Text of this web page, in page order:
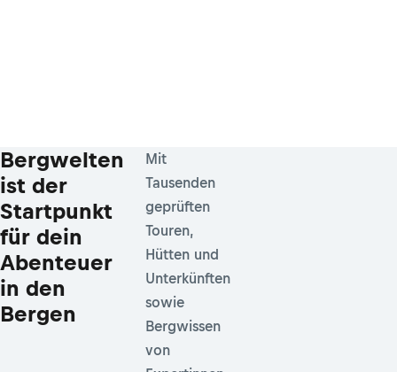
Bergwelten
ist der
Startpunkt
für dein
Abenteuer
in den
Bergen
Mit
Tausenden
geprüften
Touren,
Hütten und
Unterkünften
sowie
Bergwissen
von